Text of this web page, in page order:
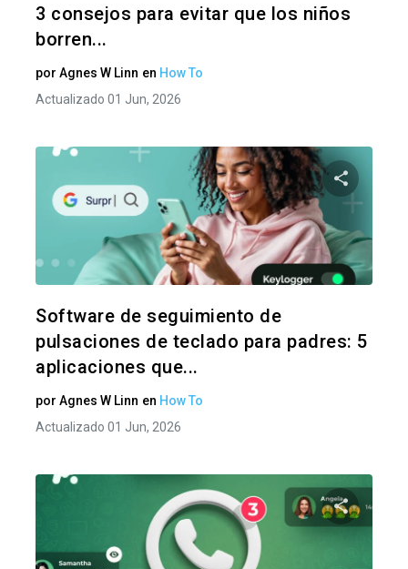
3 consejos para evitar que los niños
borren...
por Agnes W Linn en How To
Actualizado 01 Jun, 2026
Software de seguimiento de
pulsaciones de teclado para padres: 5
aplicaciones que...
por Agnes W Linn en How To
Actualizado 01 Jun, 2026